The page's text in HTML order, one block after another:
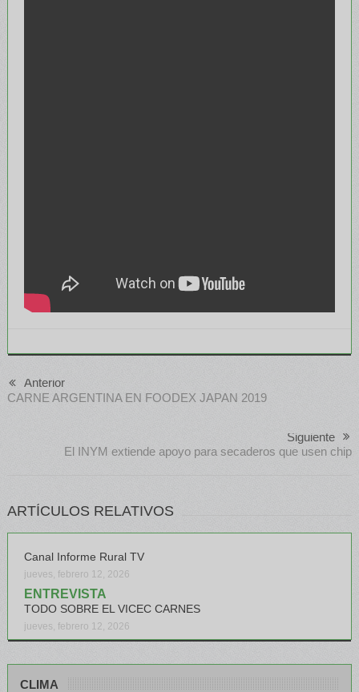
Anterior
CARNE ARGENTINA EN FOODEX JAPAN 2019
Siguiente
El INYM extiende apoyo para secaderos que usen chip
ARTÍCULOS RELATIVOS
Canal Informe Rural TV
jueves, febrero 12, 2026
ENTREVISTA
TODO SOBRE EL VICEC CARNES
jueves, febrero 12, 2026
CLIMA